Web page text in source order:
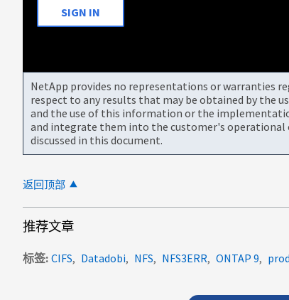
SIGN IN
NetApp provides no representations or warranties
respect to any results that may be obtained by the
and the use of this information or the
and integrate them into the customer's operational
discussed in this document.
返回顶部
推荐文章
标签 CIFS Datadobi NFS NFS3ERR ONTAP 9